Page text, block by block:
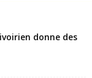
donne des